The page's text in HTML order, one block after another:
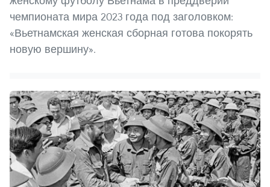
чемпионата мира 2023 года под заголовком:
«Вьетнамская женская сборная готова покорять
новую вершину».